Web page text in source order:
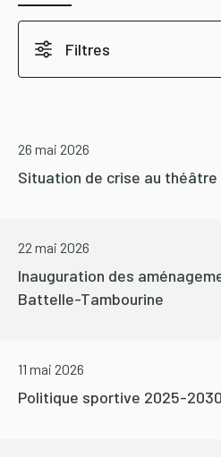
CAROUGE SE CONSTRUIT
Filtres
Situation de crise au théâtre
26 mai 2026
Inauguration des
Battelle-Tambourine
22 mai 2026
Politique sportive 2025-2030
11 mai 2026